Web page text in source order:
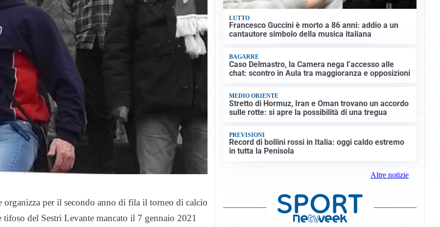
per il secondo anno di fila il torneo di calcio
del Sestri Levante mancato il 7 gennaio 2021
LUTTO
Francesco Guccini è morto a 86 anni: addio a un
cantautore simbolo della musica italiana
BAGARRE
Caso Delmastro, la Camera nega l’accesso alle
chat: scontro in Aula tra maggioranza e opposizioni
MEDIO ORIENTE
Stretto di Hormuz, Iran e Oman trovano un accordo
sulle rotte: si apre la possibilità di una tregua
PREVISIONI
Record di bollini rossi in Italia: oggi caldo estremo
in tutta la Penisola
Altre notizie